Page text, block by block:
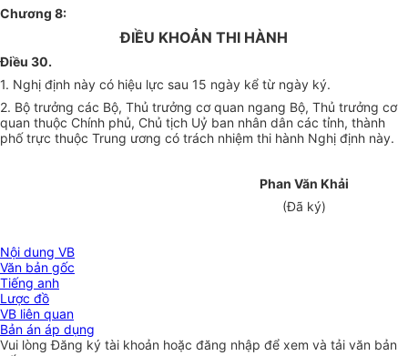
Chương 8:
ĐIỀU KHOẢN THI HÀNH
Điều 30.
1. Nghị định này có hiệu lực sau 15 ngày kể từ ngày ký.
2. Bộ trưởng các Bộ, Thủ trưởng cơ quan ngang Bộ, Thủ trưởng cơ
quan thuộc Chính phủ, Chủ tịch Uỷ ban nhân dân các tỉnh, thành
phố trực thuộc Trung ương có trách nhiệm thi hành Nghị định này.
Phan Văn Khải
(Đã ký)
Nội dung VB
Văn bản gốc
Tiếng anh
Lược đồ
VB liên quan
Bản án áp dụng
Vui lòngĐăng ký tài khoản hoặc đăng nhập để xem và tải văn bản